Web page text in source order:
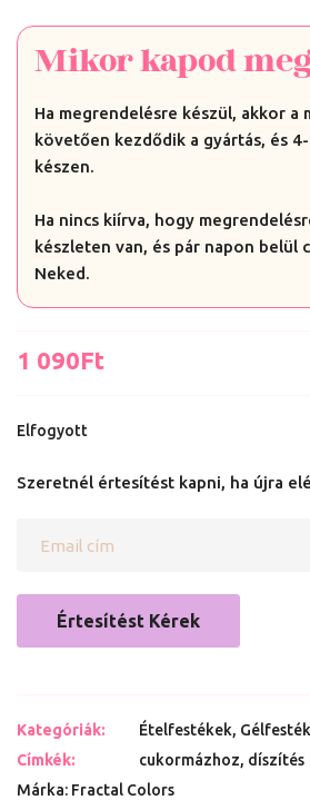
Mikor kapod
Ha megrendelésre készül, akkor a
követően kezdődik a gyártás, és
készen.
Ha nincs kiírva, hogy
készleten van, és pár napon belül
Neked.
1 090Ft
Elfogyott
Szeretnél értesítést kapni, ha újra
Értesítést Kérek
Kategóriák: Ételfestékek,
Címkék:
cukormázhoz, díszítés
Márka: Fractal Colors